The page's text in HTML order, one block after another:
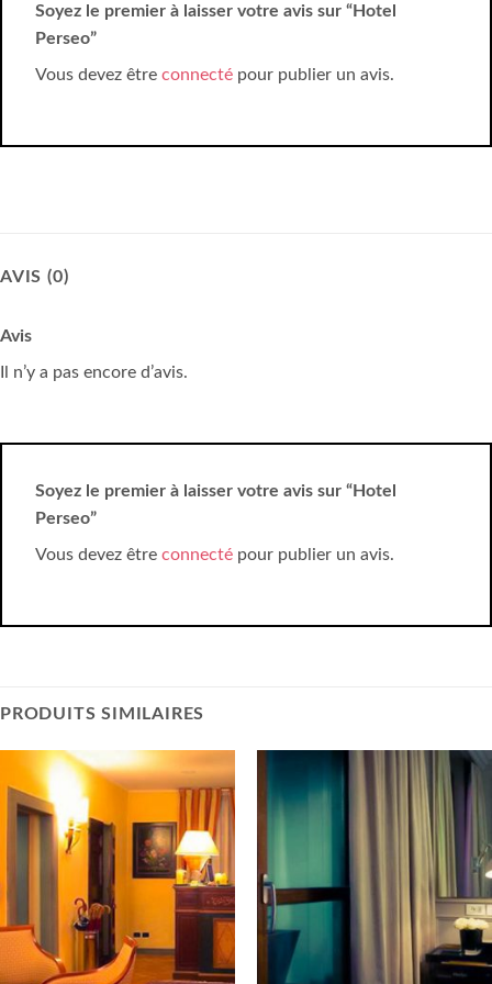
Soyez le premier à laisser votre avis sur “Hotel
Perseo”
Vous devez être connecté pour publier un avis.
AVIS (0)
Avis
Il n’y a pas encore d’avis.
Soyez le premier à laisser votre avis sur “Hotel
Perseo”
Vous devez être connecté pour publier un avis.
PRODUITS SIMILAIRES